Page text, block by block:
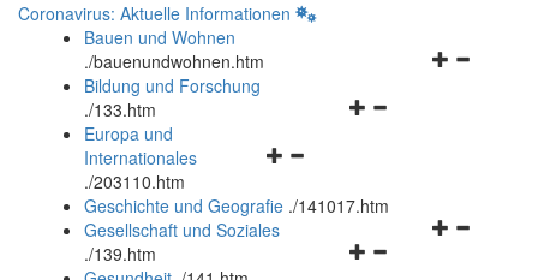
Coronavirus: Aktuelle Informationen
Bauen und Wohnen
./bauenundwohnen.htm
Navigationsmenü
Bildung und Forschung
./133.htm
Navigationsmenü
und
schließen
Europa und
Internationales
./203110.htm
Geschichte und Geografie ./141017.htm
Navigationsmenü
Gesellschaft und Soziales
./139.htm